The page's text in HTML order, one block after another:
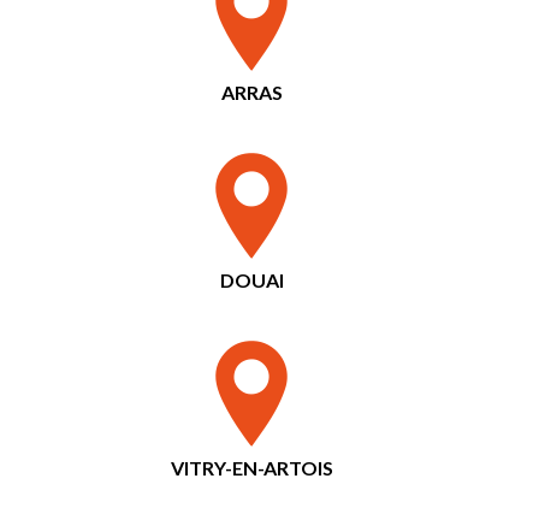
ARRAS
DOUAI
VITRY-EN-ARTOIS